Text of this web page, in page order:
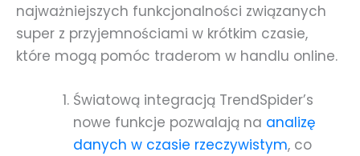
najważniejszych funkcjonalności związanych
super z przyjemnościami w krótkim czasie,
które mogą pomóc traderom w handlu online.
Światową integracją TrendSpider’s
nowe funkcje pozwalają na analizę
danych w czasie rzeczywistym, co